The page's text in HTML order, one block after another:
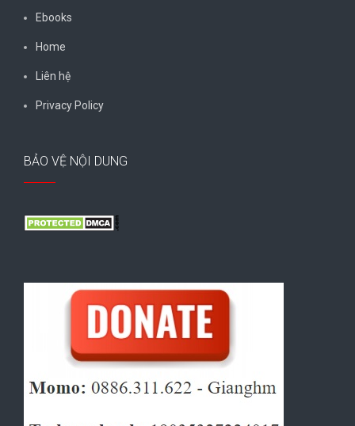
Ebooks
Home
Liên hệ
Privacy Policy
BẢO VỆ NỘI DUNG